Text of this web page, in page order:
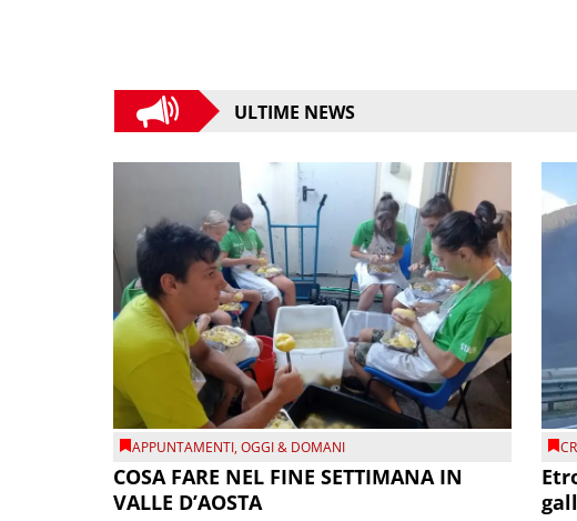
ULTIME NEWS
APPUNTAMENTI,OGGI & DOMANI
COSA FARE NEL FINE SETTIMANA IN
VALLE D’AOSTA